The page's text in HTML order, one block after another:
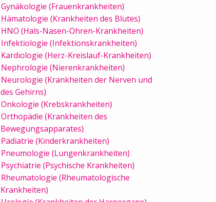
Gynäkologie (Frauenkrankheiten)
Hämatologie (Krankheiten des Blutes)
HNO (Hals-Nasen-Ohren-Krankheiten)
Infektiologie (Infektionskrankheiten)
Kardiologie (Herz-Kreislauf-Krankheiten)
Nephrologie (Nierenkrankheiten)
Neurologie (Krankheiten der Nerven und
des Gehirns)
Onkologie (Krebskrankheiten)
Orthopädie (Krankheiten des
Bewegungsapparates)
Pädiatrie (Kinderkrankheiten)
Pneumologie (Lungenkrankheiten)
Psychiatrie (Psychische Krankheiten)
Rheumatologie (Rheumatologische
Krankheiten)